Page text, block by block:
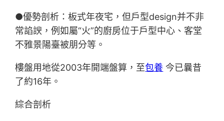
●優勢剖析：板式年夜宅，但戶型design并不非
常諂諛，例如屬“火”的廚房位于戶型中心、客堂
不雅景陽臺被朋分等。
樓盤用地從2003年開端盤算，至包養 今已曩昔
了約16年。
綜合剖析